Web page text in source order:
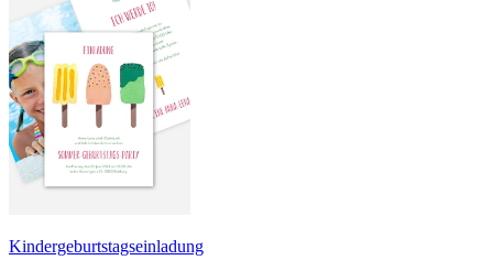
Kindergeburtstagseinladung